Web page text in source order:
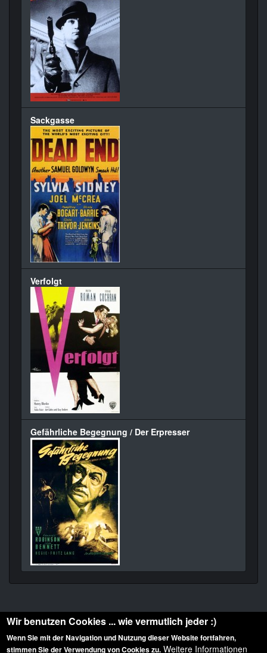
Sackgasse
Verfolgt
Gefährliche Begegnung / Der Erpresser
Diese Website ist urheberrechtlich geschützt: © 2010-2026 der Film Noir de. Alle
Wir benutzen Cookies ... wie vermutlich jeder :)
Wenn Sie mit der Navigation und Nutzung dieser Website fortfahren,
stimmen Sie der Verwendung von Cookies zu. Weitere Informationen